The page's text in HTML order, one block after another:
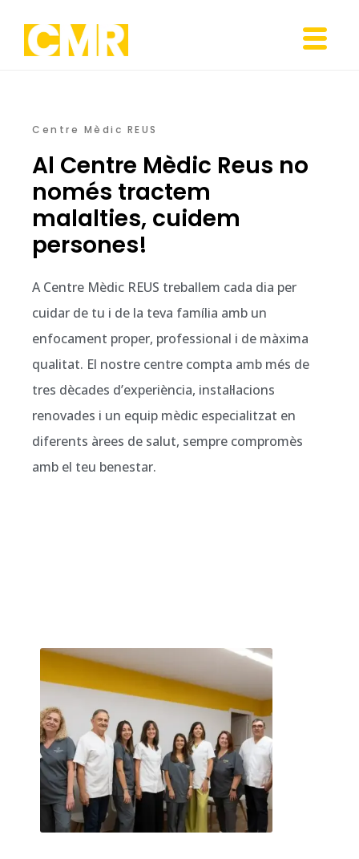
Centre Mèdic REUS
Al Centre Mèdic Reus no
només tractem
malalties, cuidem
persones!
A Centre Mèdic REUS treballem cada dia per
cuidar de tu i de la teva família amb un
enfocament proper, professional i de màxima
qualitat. El nostre centre compta amb més de
tres dècades d’experiència, instal·lacions
renovades i un equip mèdic especialitzat en
diferents àrees de salut, sempre compromès
amb el teu benestar.